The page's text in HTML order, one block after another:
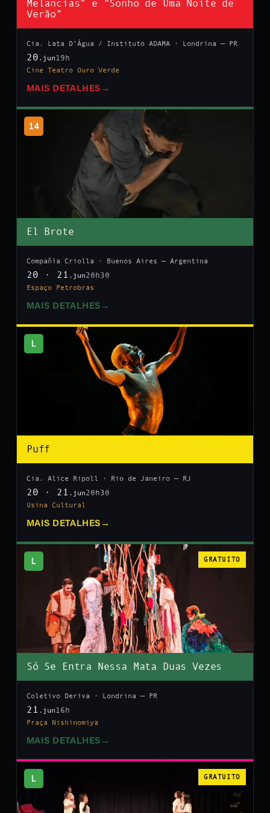
Melancias” e “Sonho de Uma Noite de
Verão”
Cia. Lata D’Água / Instituto ADAMA · Londrina — PR
20 .jun 19h
Cine Teatro Ouro Verde
MAIS DETALHES →
14
El Brote
Compañía Criolla · Buenos Aires — Argentina
20 · 21 .jun20h30
Espaço Petrobras
MAIS DETALHES →
L
Puff
Cia. Alice Ripoll · Rio de Janeiro — RJ
20 · 21 .jun20h30
Usina Cultural
MAIS DETALHES →
L GRATUITO
Só Se Entra Nessa Mata Duas Vezes
Coletivo Deriva · Londrina — PR
21 .jun 16h
Praça Nishinomiya
MAIS DETALHES →
L GRATUITO